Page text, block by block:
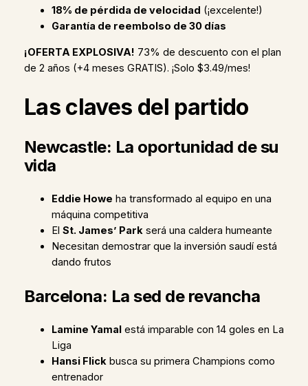
18% de pérdida de velocidad (¡excelente!)
Garantía de reembolso de 30 días
¡OFERTA EXPLOSIVA! 73% de descuento con el plan
de 2 años (+4 meses GRATIS). ¡Solo $3.49/mes!
Las claves del partido
Newcastle: La oportunidad de su
vida
Eddie Howe ha transformado al equipo en una
máquina competitiva
El St. James’ Parkserá una caldera humeante
Necesitan demostrar que la inversión saudí está
dando frutos
Barcelona: La sed de revancha
Lamine Yamal está imparable con 14 goles en La
Liga
Hansi Flickbusca su primera Champions como
entrenador